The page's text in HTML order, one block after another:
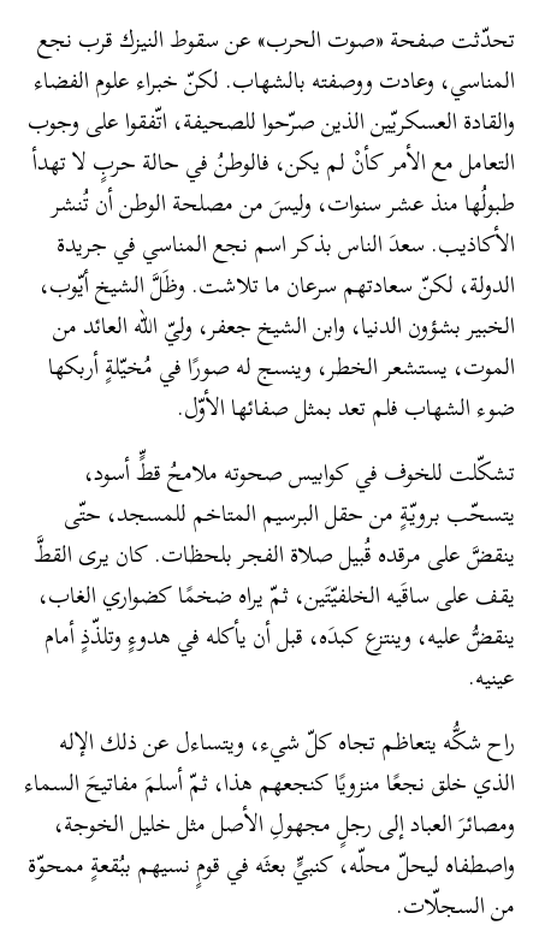
تحدّثت صفحة «صوت الحرب» عن سقوط النيزك قرب نجع
المناسي، وعادت ووصفته بالشهاب. لكنّ خبراء علوم الفضاء
والقادة العسكريّين الذين صرّحوا للصحيفة، اتّفقوا على وجوب
التعامل مع الأمر كأنْ لم يكن، فالوطنُ في حالة حربٍ لا تهدأ
طبولُها منذ عشر سنوات، وليسَ من مصلحة الوطن أن تُنشر
الأكاذيب. سعدَ الناس بذكر اسم نجع المناسي في جريدة
الدولة، لكنّ سعادتهم سرعان ما تلاشت. وظَلَّ الشيخ أيّوب،
الخبير بشؤون الدنيا، وابن الشيخ جعفر، وليّ الله العائد من
الموت، يستشعر الخطر، وينسج له صورًا في مُخيّلةٍ أربكها
ضوء الشهاب فلم تعد بمثل صفائها الأوّل.
تشكّلت للخوف في كوابيس صحوته ملامحُ قطٍّ أسود،
يتسحّب برويّةٍ من حقل البرسيم المتاخم للمسجد، حتّى
ينقضَّ على مرقده قُبيل صلاة الفجر بلحظات. كان يرى القطَّ
يقف على ساقَيه الخلفيّتَين، ثمّ يراه ضخمًا كضواري الغاب،
ينقضُّ عليه، وينتزع كبدَه، قبل أن يأكله في هدوءٍ وتلذّذٍ أمام
عينيه.
راح شكُّه يتعاظم تجاه كلّ شيء، ويتساءل عن ذلك الإله
الذي خلق نجعًا منزويًا كنجعهم هذا، ثمّ أسلمَ مفاتيحَ السماء
ومصائرَ العباد إلى رجلٍ مجهولِ الأصل مثل خليل الخوجة،
واصطفاه ليحلّ محلّه، كنبيٍّ بعثَه في قومٍ نسيهم ببُقعةٍ ممحوّة
من السجلّات.